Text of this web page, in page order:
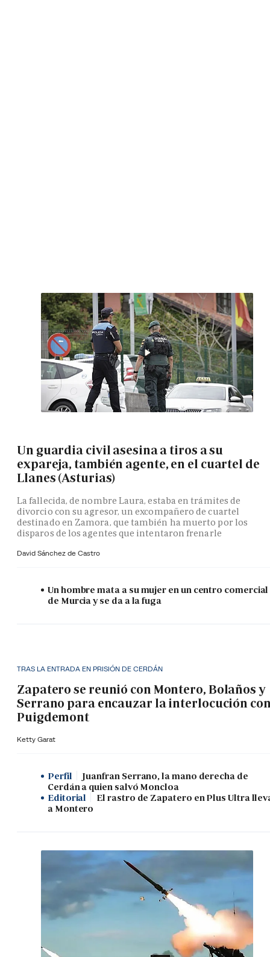
Un guardia civil asesina a tiros a su
expareja, también agente, en el cuartel de
Llanes (Asturias)
La fallecida, de nombre Laura, estaba en trámites de
divorcio con su agresor, un excompañero de cuartel
destinado en Zamora, que también ha muerto por los
disparos de los agentes que intentaron frenarle
David Sánchez de Castro
Un hombre mata a su mujer en un centro comercial
de Murcia y se da a la fuga
TRAS LA ENTRADA EN PRISIÓN DE CERDÁN
Zapatero se reunió con Montero, Bolaños y
Serrano para encauzar la interlocución
Puigdemont
Ketty Garat
Perfil
Juanfran Serrano, la mano derecha de
Cerdán a quien salvó Moncloa
Editorial
El rastro de Zapatero en Plus Ultra
a Montero